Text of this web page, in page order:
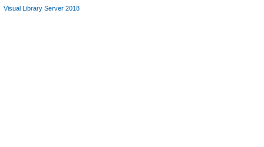
Visual Library Server 2018